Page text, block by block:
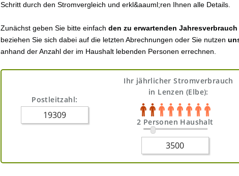
Schritt durch den Stromvergleich und erkl&aauml;ren Ihnen alle Details.
Zunächst geben Sie bitte einfach den zu erwartenden
beziehen Sie sich dabei auf die letzten Abrechnungen oder Sie nutzen
anhand der Anzahl der im Haushalt lebenden Personen errechnen.
Postleitzahl:
Ihr jährlicher Stromverbrauch
in Lenzen (Elbe):
2 Personen Haushalt